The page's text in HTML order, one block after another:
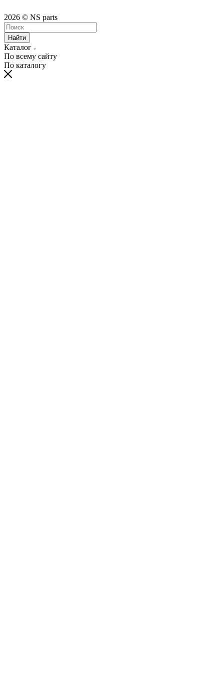
2026 © NS parts
Найти
Каталог
По всему сайту
По каталогу